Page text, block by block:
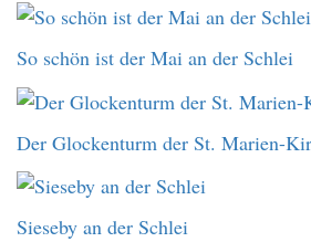
So schön ist der Mai an der Schlei
Der Glockenturm der St. Marien-
Sieseby an der Schlei